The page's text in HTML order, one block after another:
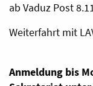
ab Vaduz Post
Weiterfahrt mit
Anmeldung bis